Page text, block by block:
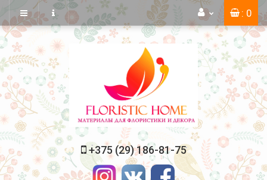
: 0
+375 (29) 186-81-75